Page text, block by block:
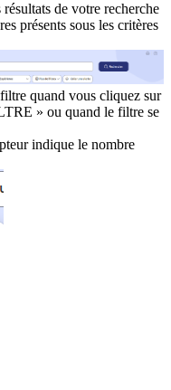
de votre recherche
présents sous les critères
quand vous cliquez sur
» ou quand le filtre se
indique le nombre